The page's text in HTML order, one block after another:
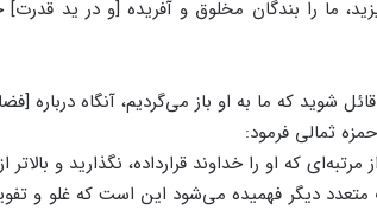
ما را بندگان مخلوق و آفریده [و در ید
شوید که ما به او باز می‌گردیم، آنگاه درباره
که او را خداوند قرارداده، نگذارید و بالاتر
متعدد دیگر فهمیده می‌شود این است که غلو و